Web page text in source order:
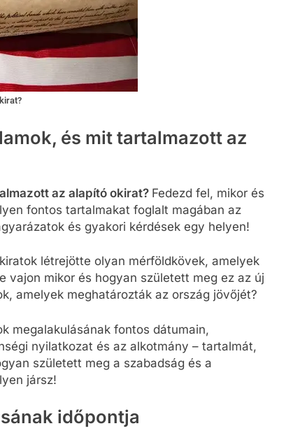
és mit tartalmazott az
az alapító okirat? Fedezd fel, mikor és
fontos tartalmakat foglalt magában az
és gyakori kérdések egy helyen!
létrejötte olyan mérföldkövek, amelyek
vajon mikor és hogyan született meg ez az új
amelyek meghatározták az ország jövőjét?
megalakulásának fontos dátumain,
nyilatkozat és az alkotmány – tartalmát,
született meg a szabadság és a
jársz!
időpontja